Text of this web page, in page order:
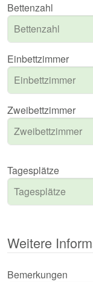
Bettenzahl
Einbettzimmer
Zweibettzimmer
Tagesplätze
Weitere
Bemerkungen